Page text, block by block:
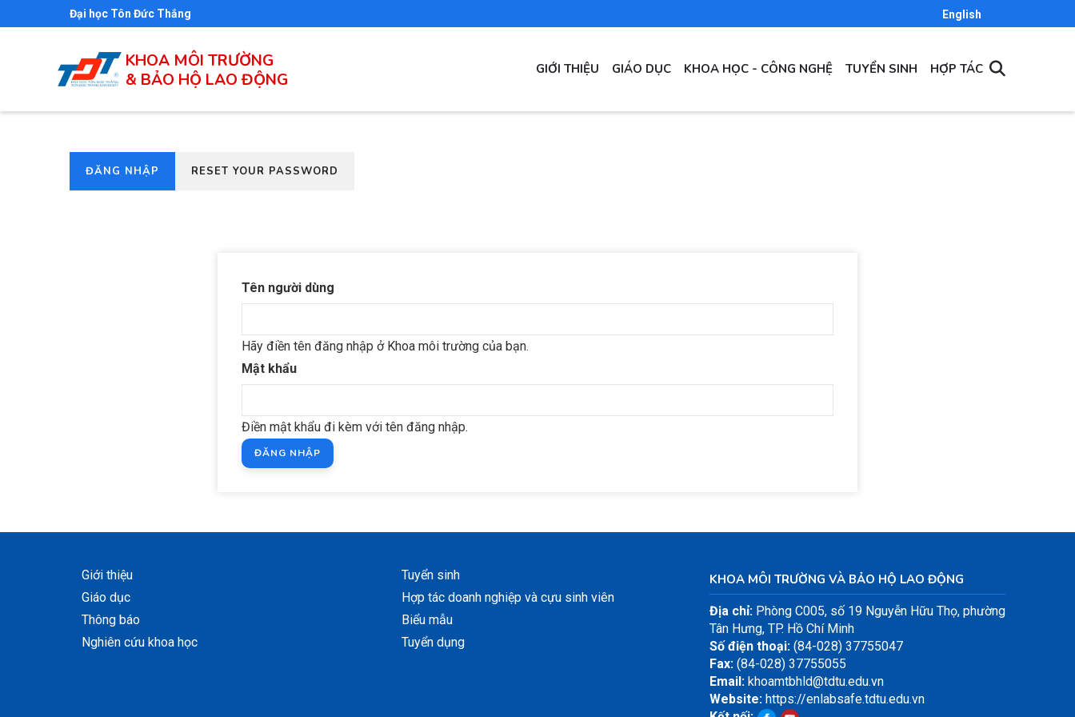
Đại học Tôn Đức Thắng English
KHOA MÔI TRƯỜNG
& BẢO HỘ LAO ĐỘNG
MAIN
NAVIGATION
GIỚI THIỆU GIÁO DỤC KHOA HỌC - CÔNG NGHỆ TUYỂN SINH HỢP TÁC
Primary
ĐĂNG NHẬP RESET YOUR PASSWORD
Tên người dùng
Hãy điền tên đăng nhập ở Khoa môi trường của bạn.
Mật khẩu
Điền mật khẩu đi kèm với tên đăng nhập.
Giới thiệu
Giáo dục
Thông báo
Nghiên cứu khoa học
Tuyển sinh
Hợp tác doanh nghiệp và cựu sinh viên
Biểu mẫu
Tuyển dụng
KHOA MÔI TRƯỜNG VÀ BẢO HỘ LAO ĐỘNG
Địa chỉ:Phòng C005, số 19 Nguyễn Hữu Thọ, phường
Tân Hưng, TP. Hồ Chí Minh
Số điện thoại:(84-028) 37755047
Fax:(84-028) 37755055
Email:khoamtbhld@tdtu.edu.vn
Website:https://enlabsafe.tdtu.edu.vn